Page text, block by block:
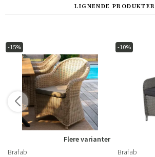
LIGNENDE PRODUKTER
-15%
Flere varianter
Brafab
-10%
Brafab